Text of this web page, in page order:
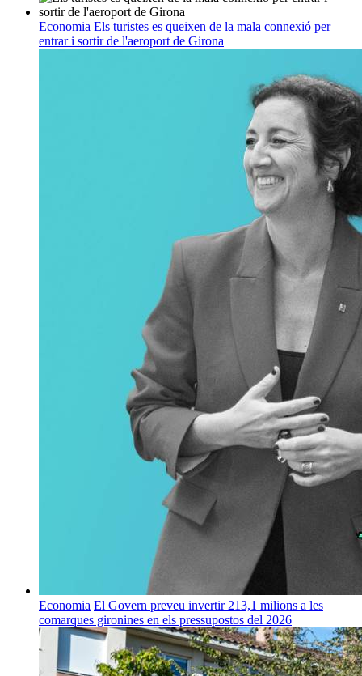
Economia Els turistes es queixen de la mala connexió per
entrar i sortir de l'aeroport de Girona
Economia El Govern preveu invertir 213,1 milions a les
comarques gironines en els pressupostos del 2026